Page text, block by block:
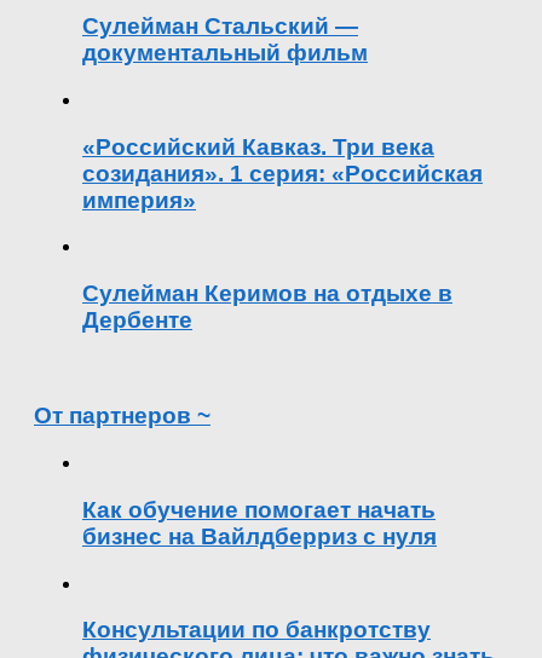
Сулейман Стальский —
документальный фильм
«Российский Кавказ. Три века
созидания». 1 серия: «Российская
империя»
Сулейман Керимов на отдыхе в
Дербенте
От партнеров ~
Как обучение помогает начать
бизнес на Вайлдберриз с нуля
Консультации по банкротству